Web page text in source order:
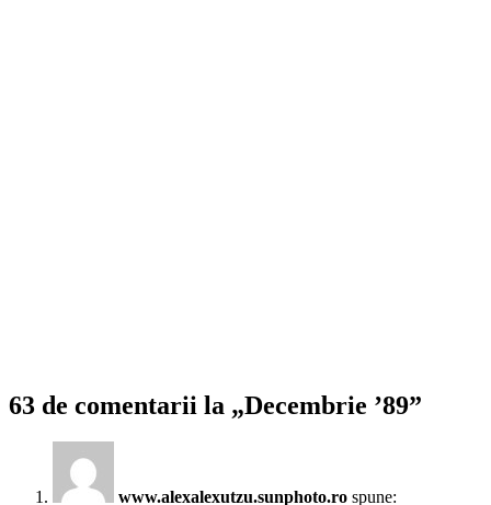
63 de comentarii la „Decembrie ’89”
www.alexalexutzu.sunphoto.ro spune: